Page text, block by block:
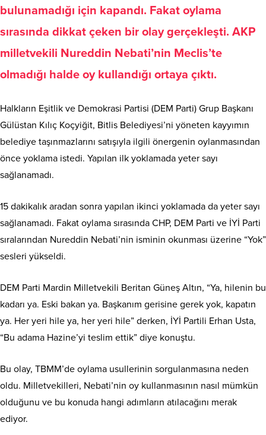
bulunamadığı için kapandı. Fakat oylama
sırasında dikkat çeken bir olay gerçekleşti. AKP
milletvekili Nureddin Nebati’nin Meclis’te
olmadığı halde oy kullandığı ortaya çıktı.
Halkların Eşitlik ve Demokrasi Partisi (DEM Parti) Grup Başkanı
Gülüstan Kılıç Koçyiğit, Bitlis Belediyesi’ni yöneten kayyımın
belediye taşınmazlarını satışıyla ilgili önergenin oylanmasından
önce yoklama istedi. Yapılan ilk yoklamada yeter sayı
sağlanamadı.
15 dakikalık aradan sonra yapılan ikinci yoklamada da yeter sayı
sağlanamadı. Fakat oylama sırasında CHP, DEM Parti ve İYİ Parti
sıralarından Nureddin Nebati’nin isminin okunması üzerine “Yok”
sesleri yükseldi.
DEM Parti Mardin Milletvekili Beritan Güneş Altın, “Ya, hilenin bu
kadarı ya. Eski bakan ya. Başkanım gerisine gerek yok, kapatın
ya. Her yeri hile ya, her yeri hile” derken, İYİ Partili Erhan Usta,
“Bu adama Hazine’yi teslim ettik” diye konuştu.
Bu olay, TBMM’de oylama usullerinin sorgulanmasına neden
oldu. Milletvekilleri, Nebati’nin oy kullanmasının nasıl mümkün
olduğunu ve bu konuda hangi adımların atılacağını merak
ediyor.